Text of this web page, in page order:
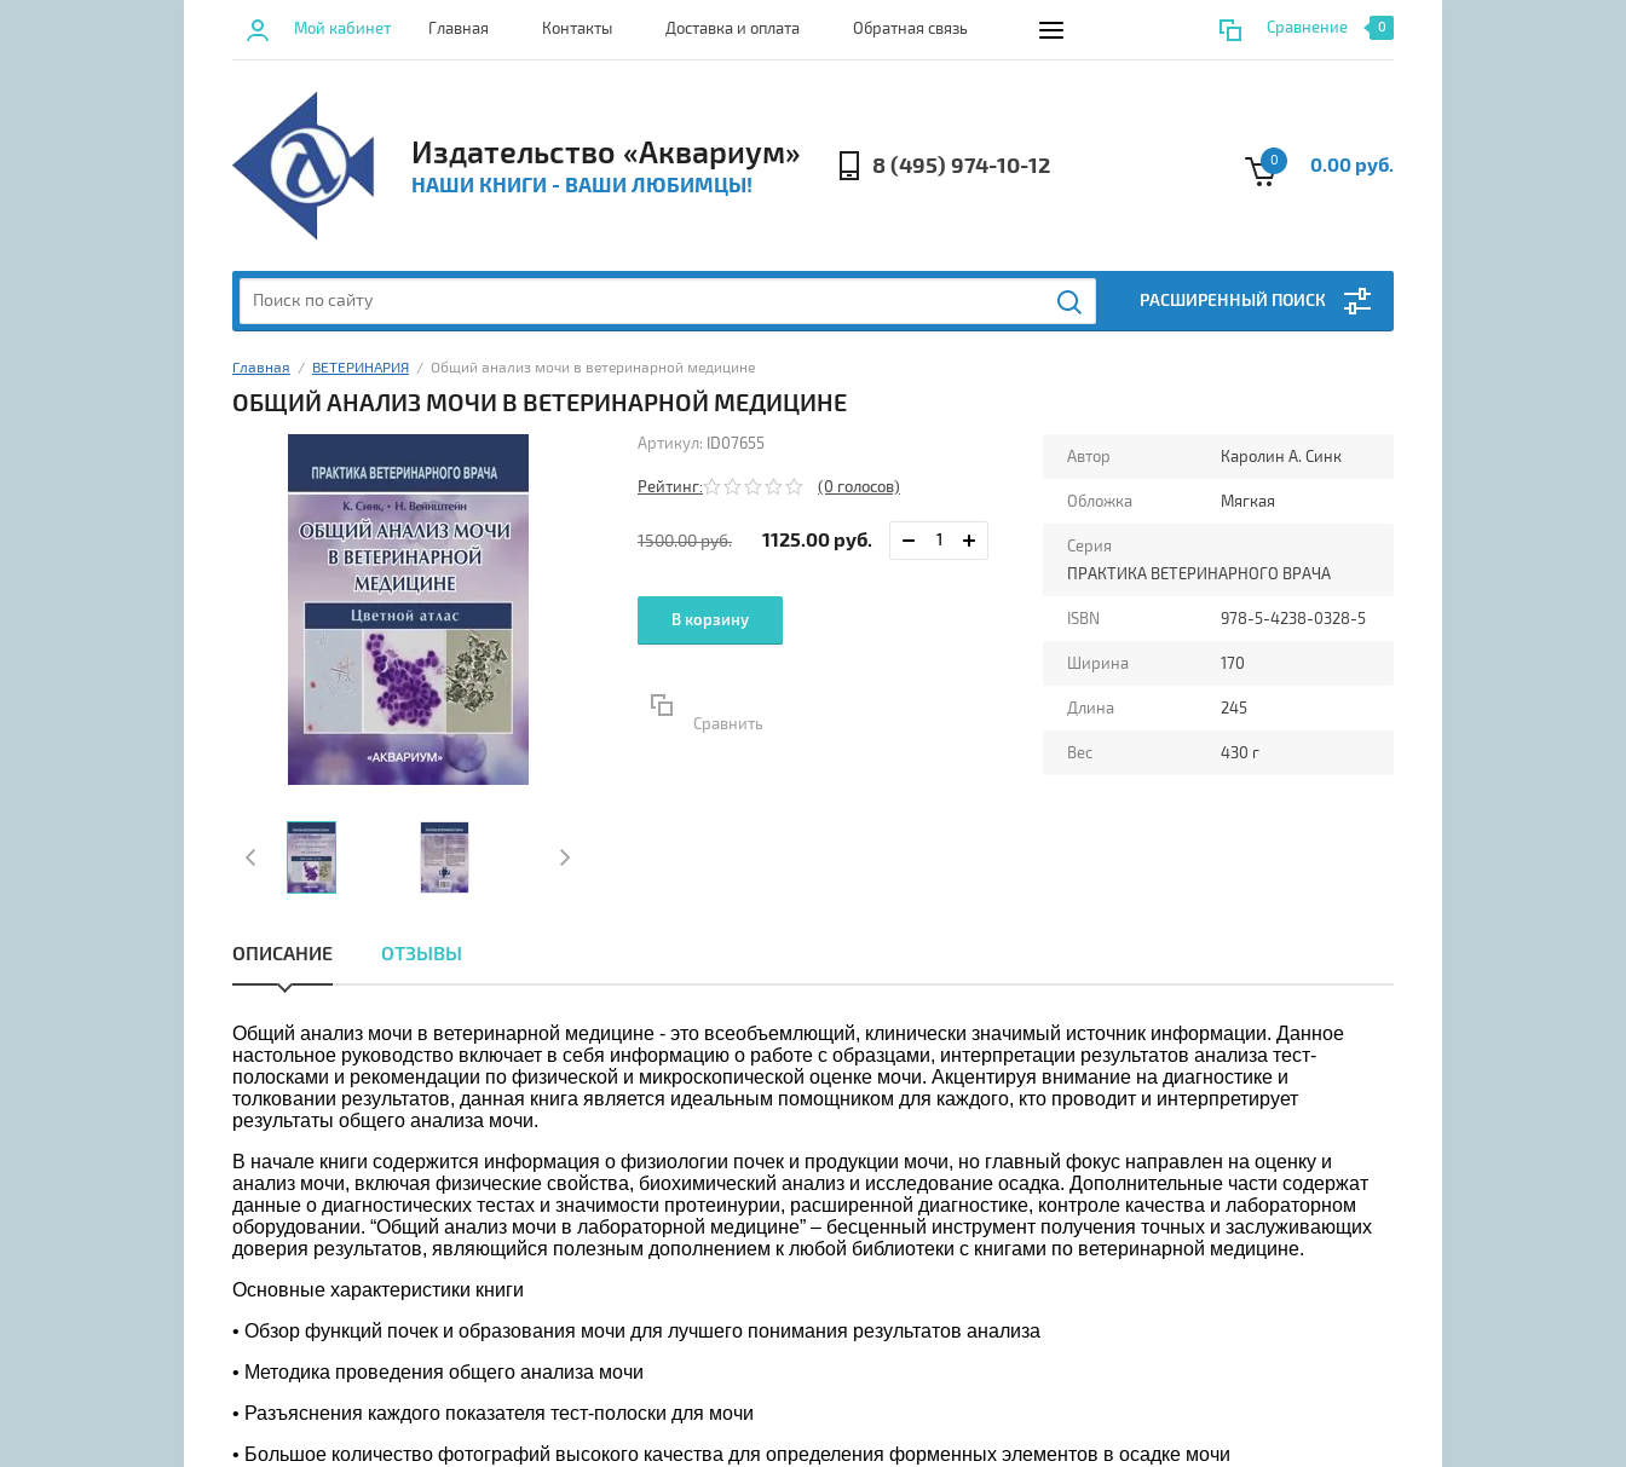
Мой кабинет Главная Контакты Доставка и оплата Обратная связь Сравнение 0
Издательство «Аквариум»
НАШИ КНИГИ - ВАШИ ЛЮБИМЦЫ!
8 (495) 974-10-12 0 0.00 руб.
РАСШИРЕННЫЙ ПОИСК
Главная
  /
ВЕТЕРИНАРИЯ
  /  Общий анализ мочи в ветеринарной медицине
ОБЩИЙ АНАЛИЗ МОЧИ В ВЕТЕРИНАРНОЙ МЕДИЦИНЕ
Артикул: ID07655
Рейтинг: (0 голосов)
1500.00руб. 1125.00руб.
В корзину
Сравнить
Автор Каролин А. Синк
Обложка Мягкая
Серия
ПРАКТИКА ВЕТЕРИНАРНОГО ВРАЧА
ISBN 978-5-4238-0328-5
Ширина 170
Длина 245
Вес 430 г
ОПИСАНИЕ ОТЗЫВЫ
Общий анализ мочи в ветеринарной медицине - это всеобъемлющий, клинически значимый источник информации. Данное
настольное руководство включает в себя информацию о работе с образцами, интерпретации результатов анализа тест-
полосками и рекомендации по физической и микроскопической оценке мочи. Акцентируя внимание на диагностике и
толковании результатов, данная книга является идеальным помощником для каждого, кто проводит и интерпретирует
результаты общего анализа мочи.
В начале книги содержится информация о физиологии почек и продукции мочи, но главный фокус направлен на оценку и
анализ мочи, включая физические свойства, биохимический анализ и исследование осадка. Дополнительные части содержат
данные о диагностических тестах и значимости протеинурии, расширенной диагностике, контроле качества и лабораторном
оборудовании. “Общий анализ мочи в лабораторной медицине” – бесценный инструмент получения точных и заслуживающих
доверия результатов, являющийся полезным дополнением к любой библиотеки с книгами по ветеринарной медицине.
Основные характеристики книги
• Обзор функций почек и образования мочи для лучшего понимания результатов анализа
• Методика проведения общего анализа мочи
• Разъяснения каждого показателя тест-полоски для мочи
• Большое количество фотографий высокого качества для определения форменных элементов в осадке мочи